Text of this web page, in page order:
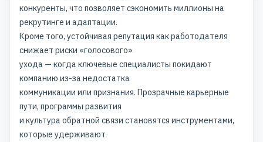
конкуренты, что позволяет сэкономить миллионы на
рекрутинге и адаптации.
Кроме того, устойчивая репутация как работодателя
снижает риски «голосового»
ухода — когда ключевые специалисты покидают
компанию из-за недостатка
коммуникации или признания. Прозрачные карьерные
пути, программы развития
и культура обратной связи становятся инструментами,
которые удерживают